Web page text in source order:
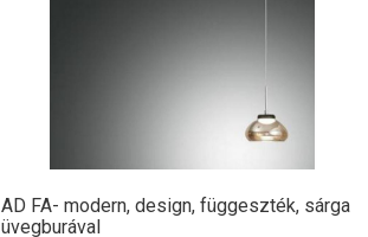
AD FA- modern, design, függeszték, sárga
üvegburával